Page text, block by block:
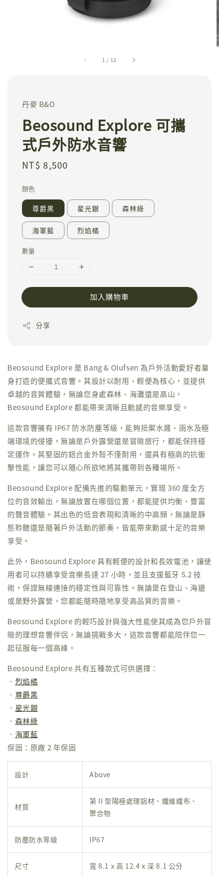
1 / 12
丹麥 B&O
Beosound Explore 可攜
式戶外防水音響
Regular
NT$ 8,500
顏色
尊爵黑 星光銀 森林綠
海軍藍 烈焰橘
數量
加入購物車
分享
Beosound Explore 是 Bang & Olufsen 為戶外活動愛好者量
身打造的便攜式音響。其設計以耐用、輕便為核心，並提供
卓越的音質體驗，無論您身處森林、海灘還是高山，
Beosound Explore 都能帶來清晰且動感的音樂享受。
這款音響擁有 IP67 防水防塵等級，能夠抵禦水濺、雨水及極
端環境的侵擾，無論是戶外露營還是冒險旅行，都能保持穩
定運作。其堅固的鋁合金外殼不僅耐用，還具有極高的抗衝
擊性能，讓您可以隨心所欲地將其攜帶到各種場所。
Beosound Explore 配備先進的驅動單元，實現 360 度全方
位的音效輸出，無論放置在哪個位置，都能提供均衡、豐富
的聲音體驗。其出色的低音表現和清晰的中高頻，無論是靜
態聆聽還是隨著戶外活動的節奏，皆能帶來動感十足的音樂
享受。
此外，Beosound Explore 具有輕便的設計和長效電池，讓使
用者可以持續享受音樂長達 27 小時，並且支援藍牙 5.2 技
術，保證無線連接的穩定性與可靠性。無論是在登山、海邊
或是野外露營，您都能隨時隨地享受高品質的音樂。
Beosound Explore 的輕巧設計與強大性能使其成為您戶外冒
險的理想音響伴侶，無論挑戰多大，這款音響都能陪伴您一
起征服每一個高峰。
Beosound Explore 共有五種款式可供選擇：
． 烈焰橘
． 尊爵黑
． 星光銀
． 森林綠
． 海軍藍
保固：原廠 2 年保固
設計 Above
材質
第 II 型陽極處理鋁材、纖維織布、
聚合物
防塵防水等級 IP67
尺寸 寬 8.1 x 高 12.4 x 深 8.1 公分